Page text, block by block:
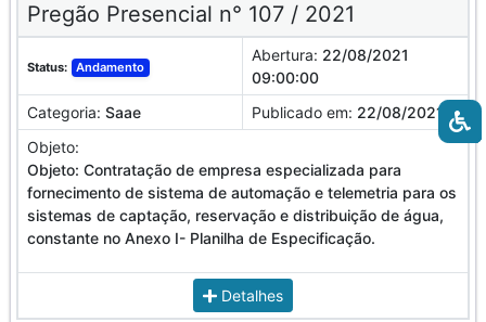
Pregão Presencial n° 107 / 2021
Status: Andamento
Abertura: 22/08/2021
09:00:00
Categoria: Saae Publicado em: 22/08/2021
Objeto:
Objeto: Contratação de empresa especializada para
fornecimento de sistema de automação e telemetria para os
sistemas de captação, reservação e distribuição de água,
constante no Anexo I- Planilha de Especificação.
Detalhes